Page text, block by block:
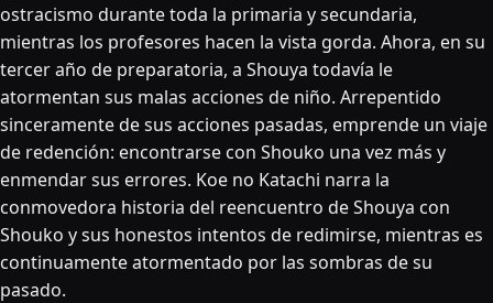
ostracismo durante toda la primaria y secundaria,
mientras los profesores hacen la vista gorda. Ahora, en su
tercer año de preparatoria, a Shouya todavía le
atormentan sus malas acciones de niño. Arrepentido
sinceramente de sus acciones pasadas, emprende un viaje
de redención: encontrarse con Shouko una vez más y
enmendar sus errores. Koe no Katachi narra la
conmovedora historia del reencuentro de Shouya con
Shouko y sus honestos intentos de redimirse, mientras es
continuamente atormentado por las sombras de su
pasado.